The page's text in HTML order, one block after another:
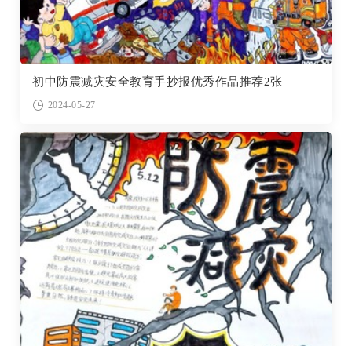
初中防震减灾安全教育手抄报优秀作品推荐2张
2024-05-27